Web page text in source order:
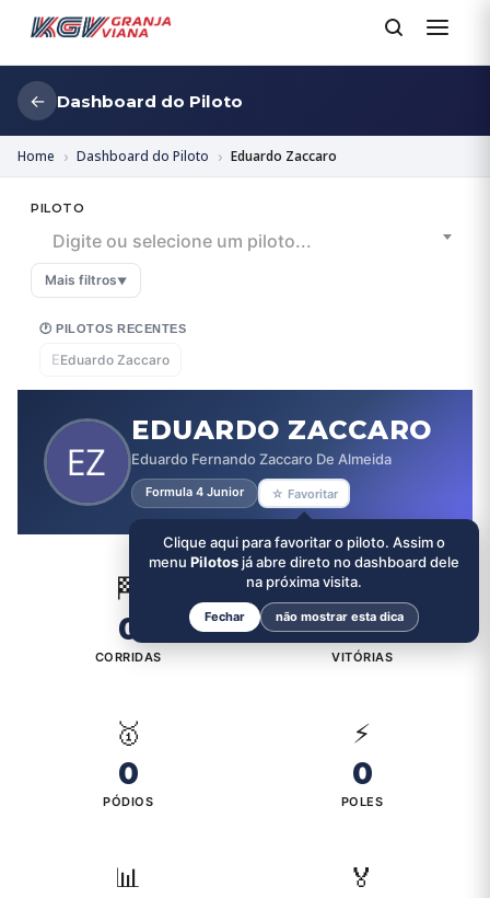
← Dashboard do Piloto
Home Dashboard do Piloto Eduardo Zaccaro
PILOTO
Digite ou selecione um piloto...
Mais filtros▼
🕐 PILOTOS RECENTES
EEduardo Zaccaro
EDUARDO ZACCARO
Eduardo Fernando Zaccaro De Almeida
Formula 4 Junior ☆ Favoritar
🏁
0
CORRIDAS
🏆
0
VITÓRIAS
🥇
0
PÓDIOS
⚡
0
POLES
📊 🏅
Clique aqui para favoritar o piloto. Assim o
menu Pilotos já abre direto no dashboard dele
na próxima visita.
Fechar não mostrar esta dica